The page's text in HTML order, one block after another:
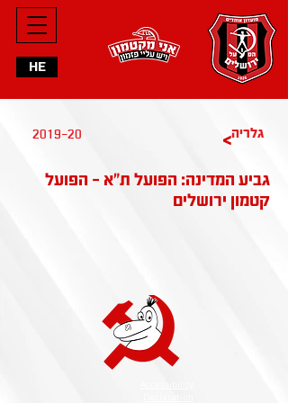
HE
2019-20 >גלריה
גביע המדינה: הפועל ת״א - הפועל
קטמון ירושלים